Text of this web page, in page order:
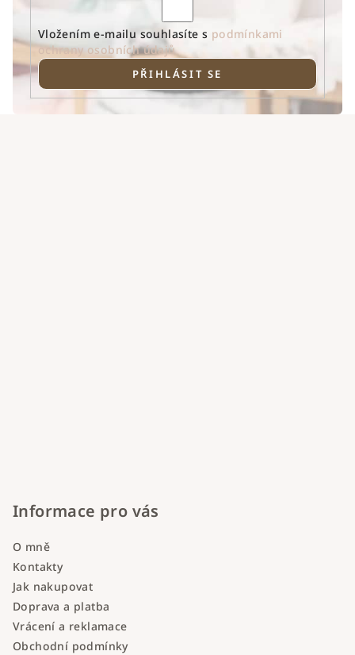
Vložením e-mailu souhlasíte s podmínkami
ochrany osobních údajů
PŘIHLÁSIT SE
Informace pro vás
O mně
Kontakty
Jak nakupovat
Doprava a platba
Vrácení a reklamace
Obchodní podmínky